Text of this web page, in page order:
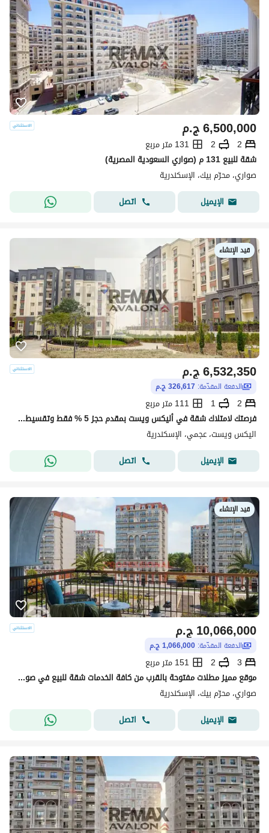
ج.م6,500,000
2
2
131 متر مربع
شقة للبيع 131 م (صواري السعودية المصرية)
صواري، محرّم بيك، الإسكندرية
الإيميل
اتصل
قيد الإنشاء
ج.م6,532,350
الدفعة المقدّمة: 326,617 ج.م
2
1
111 متر مربع
فرصتك لامتلاك شقة في أليكس ويست بمقدم حجز 5 % فقط وتقسيط حتى 8 سنوات
اليكس ويست، عجمي، الإسكندرية
الإيميل
اتصل
قيد الإنشاء
ج.م10,066,000
الدفعة المقدّمة: 1,066,000 ج.م
3
2
151 متر مربع
موقع مميز مطلات مفتوحة بالقرب من كافة الخدمات شقة للبيع في صواري
صواري، محرّم بيك، الإسكندرية
الإيميل
اتصل